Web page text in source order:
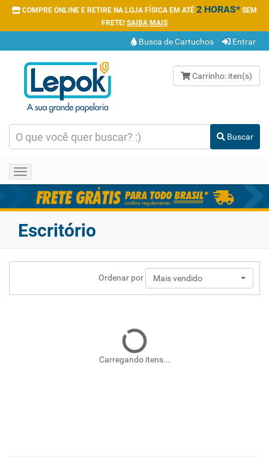
COMPRE ONLINE E RETIRE NA LOJA FÍSICA EM ATÉ 2 HORAS* SEM
FRETE! SAIBA MAIS
Busca de Cartuchos Entrar
Carrinho: iten(s)
Buscar
Toggle
navigation
Escritório
Ordenar por Mais vendido
Carregando itens...